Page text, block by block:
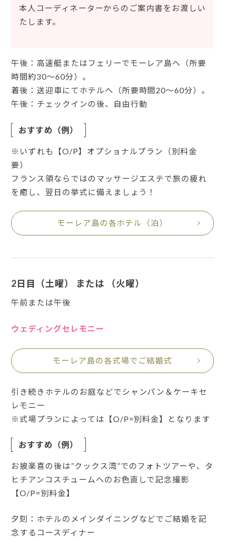
本人コーディネーターからのご案内書をお渡しい
たします。
午後：高速艇またはフェリーでモーレア島へ（所要
時間約30～60分）。
着後：送迎車にてホテルへ（所要時間20〜60分）。
午後：チェックインの後、自由行動
おすすめ（例）
※いずれも【O/P】オプショナルプラン（別料金
要）
フランス領ならではのマッサージエステで旅の疲れ
を癒し、翌日の挙式に備えましょう！
モーレア島の各ホテル（泊）
2日目（土曜） または （火曜）
午前または午後
ウェディングセレモニー
モーレア島の各式場でご結婚式
引き続きホテルのお庭などでシャンパン＆ケーキセ
レモニー
※式場プランによっては【O/P=別料金】となります
おすすめ（例）
お披楽喜の後は”クックス湾”でのフォトツアーや、タ
ヒチアンコスチュームへのお色直しで記念撮影
【O/P=別料金】
夕刻：ホテルのメインダイニングなどでご結婚を記
念するコースディナー